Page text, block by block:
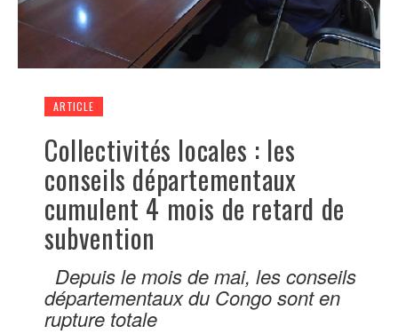
ARTICLE
Collectivités locales : les
conseils départementaux
cumulent 4 mois de retard de
subvention
Depuis le mois de mai, les conseils
départementaux du Congo sont en
rupture totale